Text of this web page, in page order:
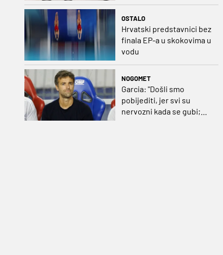
OSTALO
Hrvatski predstavnici bez
finala EP-a u skokovima u
vodu
NOGOMET
Garcia: "Došli smo
pobijediti, jer svi su
nervozni kada se gubi;